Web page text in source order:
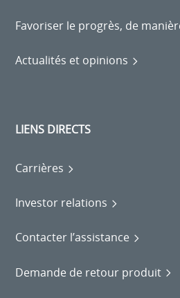
Favoriser le progrès, de
Actualités et opinions
LIENS DIRECTS
Carrières
Investor relations
Contacter l’assistance
Demande de retour produit